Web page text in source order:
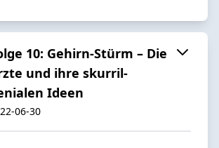
10: Gehirn-Stürm – Die
und ihre skurril-
Ideen
06-30